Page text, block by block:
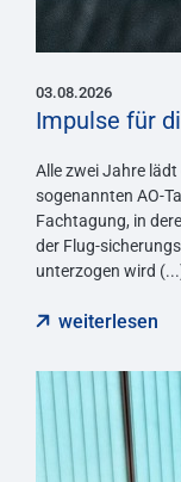
03.08.2026
Impulse für
Alle zwei Jahre
sogenannten AO-
Fachtagung, in
der Flug-
unterzogen wird
weiterlesen